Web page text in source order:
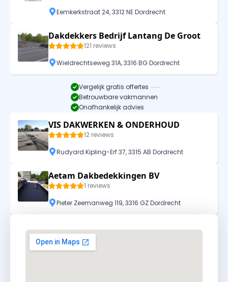
Eemkerkstraat 24, 3312 NE Dordrecht
Dakdekkers Bedrijf Lantang De Groot
121 reviews
Wieldrechtseweg 31A, 3316 BG Dordrecht
Vergelijk gratis offertes
Betrouwbare vakmannen
Onafhankelijk advies
VIS DAKWERKEN & ONDERHOUD
12 reviews
Rudyard Kipling-Erf 37, 3315 AB Dordrecht
Aetam Dakbedekkingen BV
1 reviews
Pieter Zeemanweg 119, 3316 GZ Dordrecht